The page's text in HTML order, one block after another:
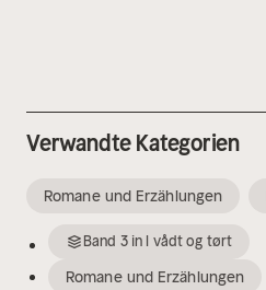
Verwandte Kategorien
Romane und Erzählungen
Band 3in I vådt og tørt
Romane und Erzählungen